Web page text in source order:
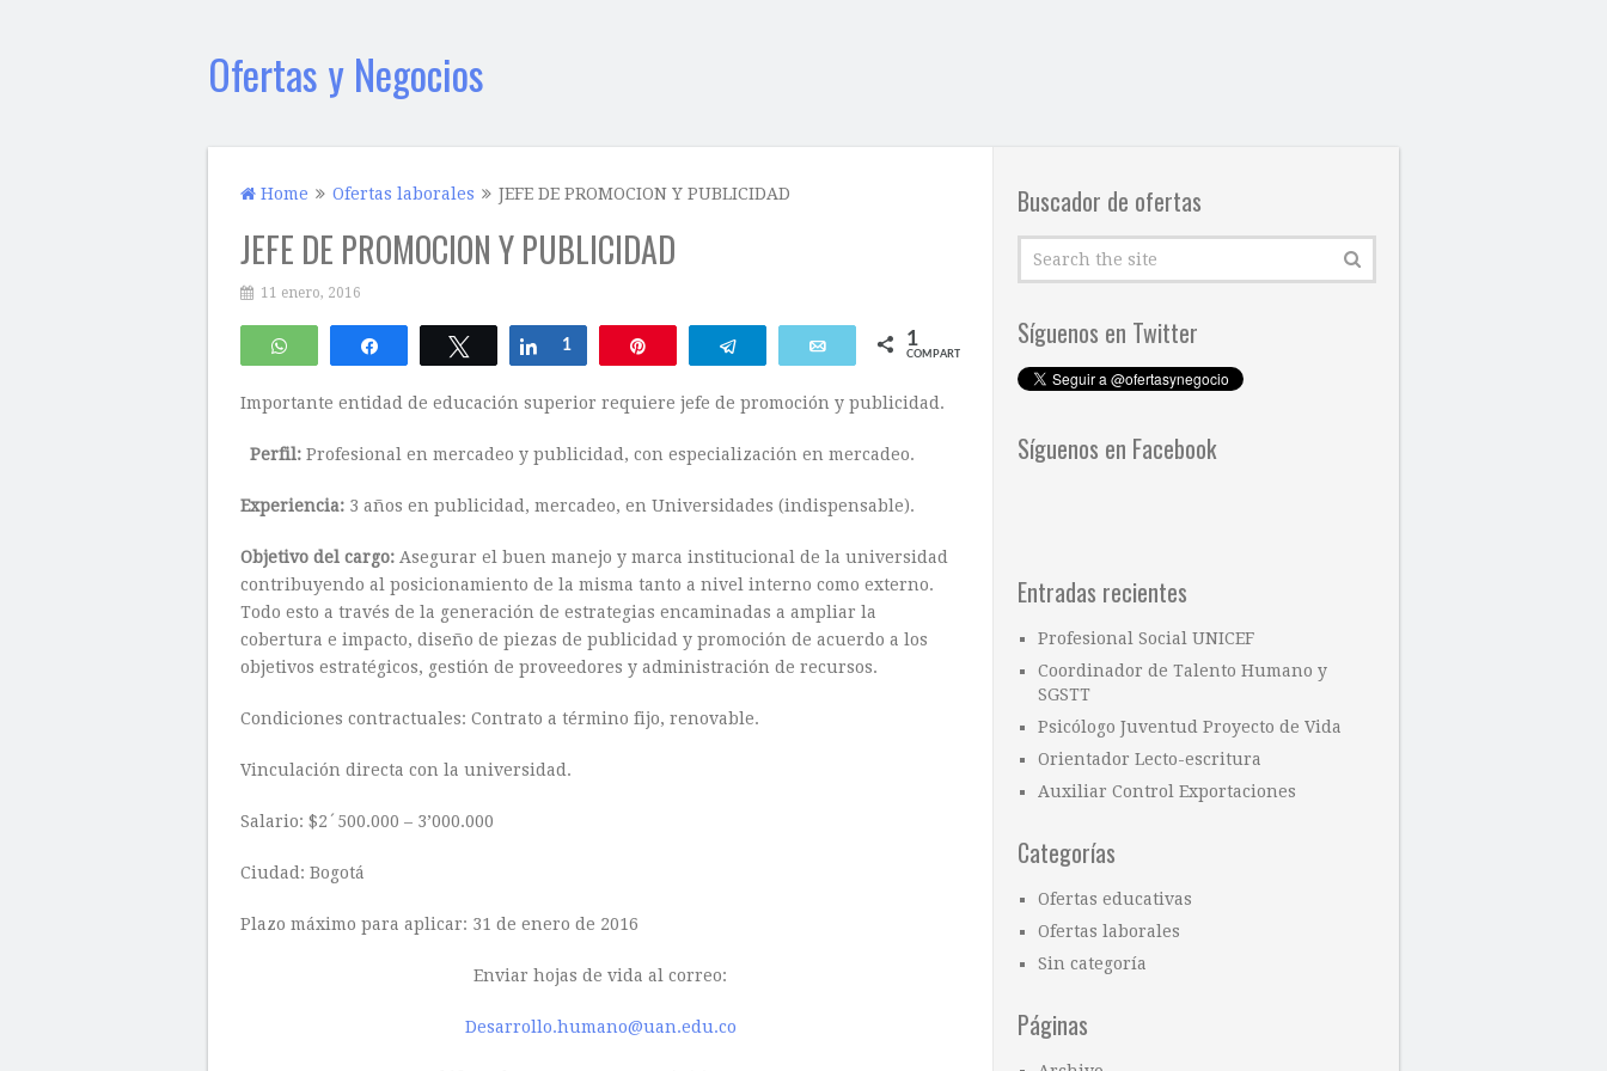
Ofertas y Negocios
Home Ofertas laborales JEFE DE PROMOCION Y PUBLICIDAD
JEFE DE PROMOCION Y PUBLICIDAD
11 enero, 2016
WhatsApp Compartir Twittear Compartir
1 Telegram Email 1
COMPARTIR
Importante entidad de educación superior requiere jefe de promoción y publicidad.
Perfil: Profesional en mercadeo y publicidad, con especialización en mercadeo.
Experiencia: 3 años en publicidad, mercadeo, en Universidades (indispensable).
Objetivo del cargo: Asegurar el buen manejo y marca institucional de la universidad
contribuyendo al posicionamiento de la misma tanto a nivel interno como externo.
Todo esto a través de la generación de estrategias encaminadas a ampliar la
cobertura e impacto, diseño de piezas de publicidad y promoción de acuerdo a los
objetivos estratégicos, gestión de proveedores y administración de recursos.
Condiciones contractuales: Contrato a término fijo, renovable.
Vinculación directa con la universidad.
Salario: $2´500.000 – 3’000.000
Ciudad: Bogotá
Plazo máximo para aplicar: 31 de enero de 2016
Enviar hojas de vida al correo:
Desarrollo.humano@uan.edu.co
Buscador de ofertas
Síguenos en Twitter
Síguenos en Facebook
Entradas recientes
Profesional Social UNICEF
Coordinador de Talento Humano y
SGSTT
Psicólogo Juventud Proyecto de Vida
Orientador Lecto-escritura
Auxiliar Control Exportaciones
Categorías
Ofertas educativas
Ofertas laborales
Sin categoría
Páginas